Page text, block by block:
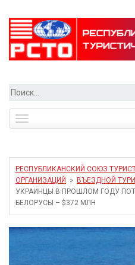
Найти:
РЕСПУБЛИКАНСКИЙ СОЮЗ
ОРГАНИЗАЦИЙ
» ВЪЕЗДНОЙ
УКРАИНЦЫ В ПРОШЛОМ ГОДУ
БЕЛОРУСЫ – $372 МЛН